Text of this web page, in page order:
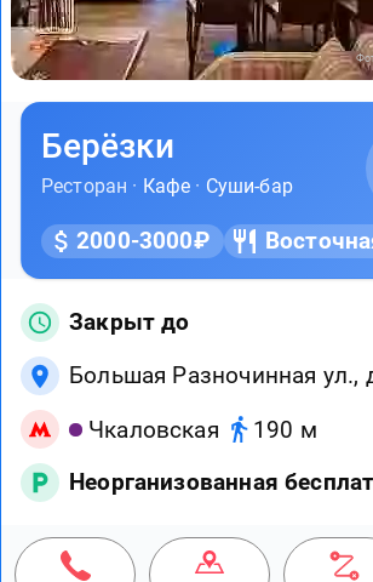
Берёзки
Ресторан · Кафе · Суши-бар
2000-3000₽
Закрыт до
Большая Разночинная ул.,
Чкаловская
190 м
Неорганизованная